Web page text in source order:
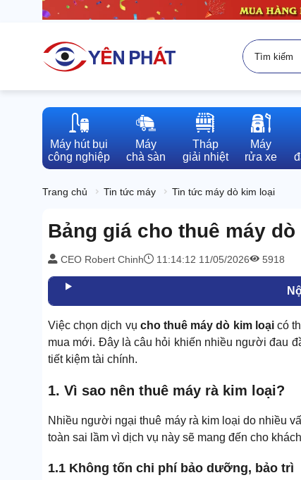
Máy hút bụi
công nghiệp
Máy
chà sàn
Tháp
giải nhiệt
Máy
rửa xe
Trang chủ Tin tức máy Tin tức máy dò kim loại
Bảng giá cho thuê máy
CEO Robert Chinh 11:14:12 11/05/2026 5918
Việc chọn dịch vụ cho thuê máy dò kim loạicó
mua mới. Đây là câu hỏi khiến nhiều người đau
tiết kiệm tài chính.
1. Vì sao nên thuê máy rà kim loại?
Nhiều người ngại thuê máy rà kim loại do nhiều
toàn sai lầm vì dịch vụ này sẽ mang đến cho
1.1 Không tốn chi phí bảo dưỡng, bảo trì